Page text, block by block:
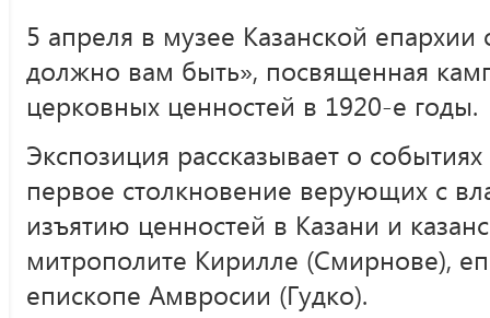
5 апреля в музее Казанской епархии
должно вам быть», посвященная
церковных ценностей в 1920-е годы.
Экспозиция рассказывает о
первое столкновение верующих с
изъятию ценностей в Казани и
митрополите Кирилле (Смирнове),
епископе Амвросии (Гудко).